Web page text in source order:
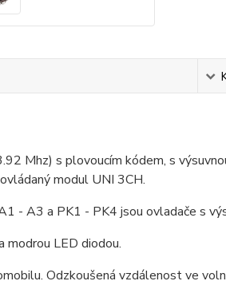
Mhz) s plovoucím kódem, s
modul UNI 3CH.
- A3 a PK1 - PK4 jsou ovladače s
modrou LED diodou.
Odzkoušená vzdálenost ve